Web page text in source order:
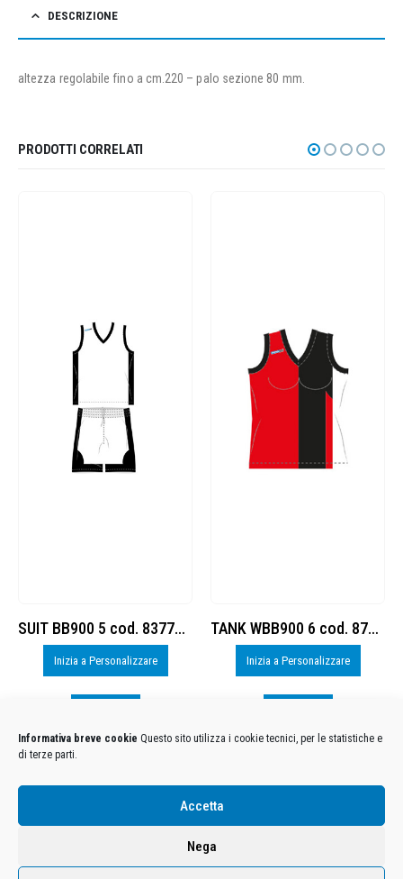
Informativa breve cookie Questo sito utilizza i cookie tecnici, per le statistiche e
di terze parti.
Accetta
Nega
DESCRIZIONE
altezza regolabile fino a cm.220 – palo sezione 80 mm.
PRODOTTI CORRELATI
SUIT BB900 5 cod. 8377760
Inizia a Personalizzare
TANK WBB900 6 cod. 8778794
Inizia a Personalizzare
Condizioni Generali di Utilizzo-Cookies-Privacy
Euro 12.500.000 i.v. - C.F. e Iscr. Reg. Imp. Monza e Brianza 02137480964 - R.E.A. MB-1370021 -
P.IVA. 11005760159 - Direzione e coordinamento art. 2497 C.C. DECATHLON SA, Villeneuve